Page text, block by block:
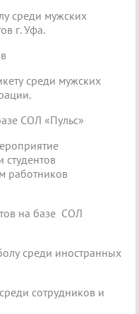
среди мужских
г. Уфа.
среди мужских
СОЛ «Пульс»
студентов
работников
на базе СОЛ
среди иностранных
сотрудников и